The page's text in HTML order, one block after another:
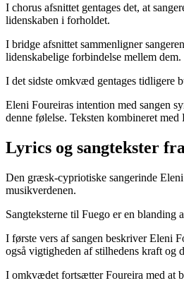
I chorus afsnittet gentages det, at
lidenskaben i forholdet.
I bridge afsnittet sammenligner
lidenskabelige forbindelse mellem dem.
I det sidste omkvæd gentages tidligere
Eleni Foureiras intention med sangen
denne følelse. Teksten kombineret
Lyrics og sangtekster
Den græsk-cypriotiske sangerinde
musikverdenen.
Sangteksterne til Fuego er en blanding
I første vers af sangen beskriver Eleni
også vigtigheden af stilhedens kraft og
I omkvædet fortsætter Foureira med at